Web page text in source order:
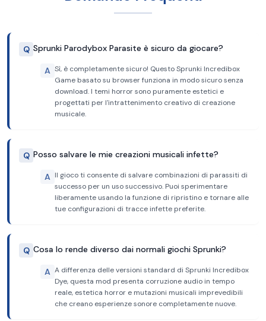
Q Sprunki Parodybox Parasite è sicuro da giocare?
A Sì, è completamente sicuro! Questo Sprunki Incredibox
Game basato su browser funziona in modo sicuro senza
download. I temi horror sono puramente estetici e
progettati per l'intrattenimento creativo di creazione
musicale.
Q Posso salvare le mie creazioni musicali infette?
A Il gioco ti consente di salvare combinazioni di parassiti di
successo per un uso successivo. Puoi sperimentare
liberamente usando la funzione di ripristino e tornare alle
tue configurazioni di tracce infette preferite.
Q Cosa lo rende diverso dai normali giochi Sprunki?
A A differenza delle versioni standard di Sprunki Incredibox
Dye, questa mod presenta corruzione audio in tempo
reale, estetica horror e mutazioni musicali imprevedibili
che creano esperienze sonore completamente nuove.